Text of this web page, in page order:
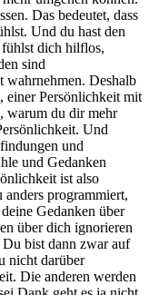
Das bedeutet, dass
Und du hast den
dich hilflos,
sind
Deshalb
einer Persönlichkeit mit
warum du dir mehr
Und
und
und Gedanken
ist also
programmiert,
Gedanken über
über dich ignorieren
bist dann zwar auf
nicht darüber
Die anderen werden